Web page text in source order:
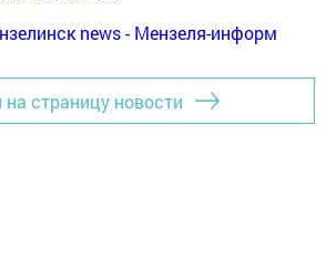
news - Мензеля-информ
на страницу новости